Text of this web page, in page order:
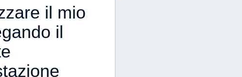
il mio
il